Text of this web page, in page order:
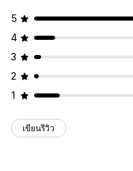
5
4
3
2
1
เขียนรีวิว